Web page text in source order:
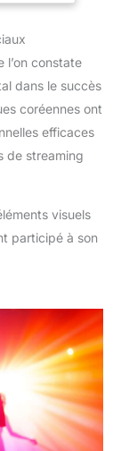
l’on constate
dans le succès
coréennes ont
efficaces
de streaming
visuels
participé à son